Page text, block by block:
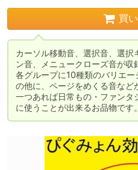
買
カーソル移動音、選択音、選
ン音、メニュークローズ音が収
各グループに10種類のバリエ
の他に、ページをめくる音など
一つあれば日常もの・ファン
に使うことが出来るお品物です。